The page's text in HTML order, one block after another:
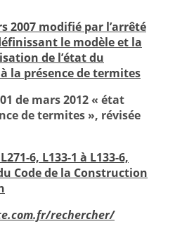
2007 modifié par l’arrêté
le modèle et la
de l’état du
la présence de termites
de mars 2012 « état
de termites », révisée
6, L133-1 à L133-6,
Code de la Construction
rechercher/